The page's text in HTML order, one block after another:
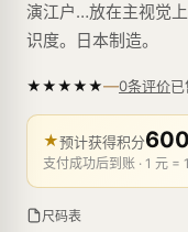
演江户…放在主视觉
识度。日本制造。
★★★★★—0条评价已
★预计获得积分
支付成功后到账 · 1 元 =
尺码表